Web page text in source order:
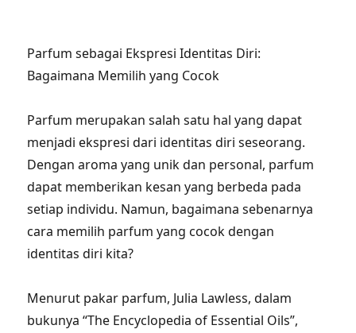
Parfum sebagai Ekspresi Identitas Diri:
Bagaimana Memilih yang Cocok
Parfum merupakan salah satu hal yang dapat
menjadi ekspresi dari identitas diri seseorang.
Dengan aroma yang unik dan personal, parfum
dapat memberikan kesan yang berbeda pada
setiap individu. Namun, bagaimana sebenarnya
cara memilih parfum yang cocok dengan
identitas diri kita?
Menurut pakar parfum, Julia Lawless, dalam
bukunya “The Encyclopedia of Essential Oils”,